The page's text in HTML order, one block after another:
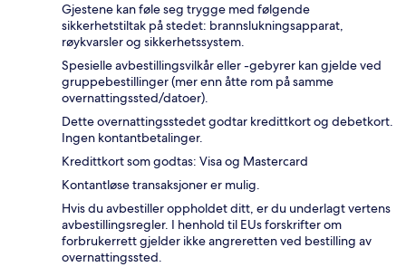
Gjestene kan føle seg trygge med følgende
sikkerhetstiltak på stedet: brannslukningsapparat,
røykvarsler og sikkerhetssystem.
Spesielle avbestillingsvilkår eller -gebyrer kan gjelde ved
gruppebestillinger (mer enn åtte rom på samme
overnattingssted/datoer).
Dette overnattingsstedet godtar kredittkort og debetkort.
Ingen kontantbetalinger.
Kredittkort som godtas: Visa og Mastercard
Kontantløse transaksjoner er mulig.
Hvis du avbestiller oppholdet ditt, er du underlagt vertens
avbestillingsregler. I henhold til EUs forskrifter om
forbrukerrett gjelder ikke angreretten ved bestilling av
overnattingssted.